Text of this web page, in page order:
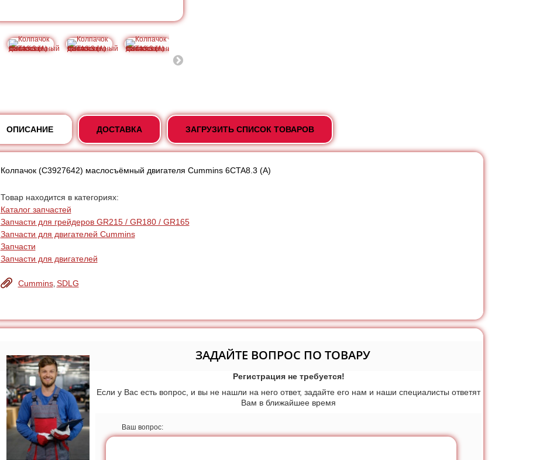
ОПИСАНИЕ ДОСТАВКА ЗАГРУЗИТЬ СПИСОК ТОВАРОВ
Колпачок (C3927642) маслосъёмный двигателя Cummins 6CTA8.3 (А)
Товар находится в категориях:
Каталог запчастей
Запчасти для грейдеров GR215 / GR180 / GR165
Запчасти для двигателей Cummins
Запчасти
Запчасти для двигателей
Cummins, SDLG
ЗАДАЙТЕ ВОПРОС ПО ТОВАРУ
Регистрация не требуется!
Если у Вас есть вопрос, и вы не нашли на него ответ, задайте его нам и наши специалисты ответят
Вам в ближайшее время
Ваш вопрос: